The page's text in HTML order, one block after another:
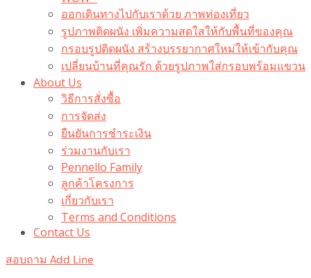
ออกเดินทางไปกับเราด้วย ภาพท่องเที่ยว
รูปภาพติดผนัง เพิ่มความสดใสให้กับพื้นที่ของคุณ
กรอบรูปติดผนัง สร้างบรรยากาศใหม่ให้เข้ากับคุณ
เปลี่ยนบ้านที่คุณรัก ด้วยรูปภาพใส่กรอบพร้อมแขวน​
About Us
วิธีการสั่งซื้อ
การจัดส่ง
ยืนยันการชำระเงิน
ร่วมงานกับเรา
Pennello Family
ลูกค้าโครงการ
เกี่ยวกับเรา
Terms and Conditions
Contact Us
สอบถาม Add Line